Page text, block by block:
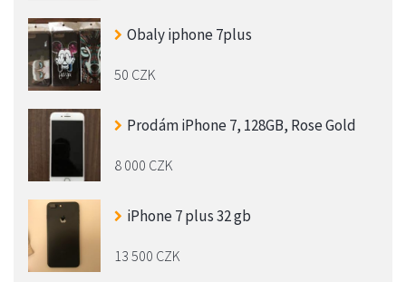
Obaly iphone 7plus
50 CZK
Prodám iPhone 7, 128GB, Rose Gold
8 000 CZK
iPhone 7 plus 32 gb
13 500 CZK